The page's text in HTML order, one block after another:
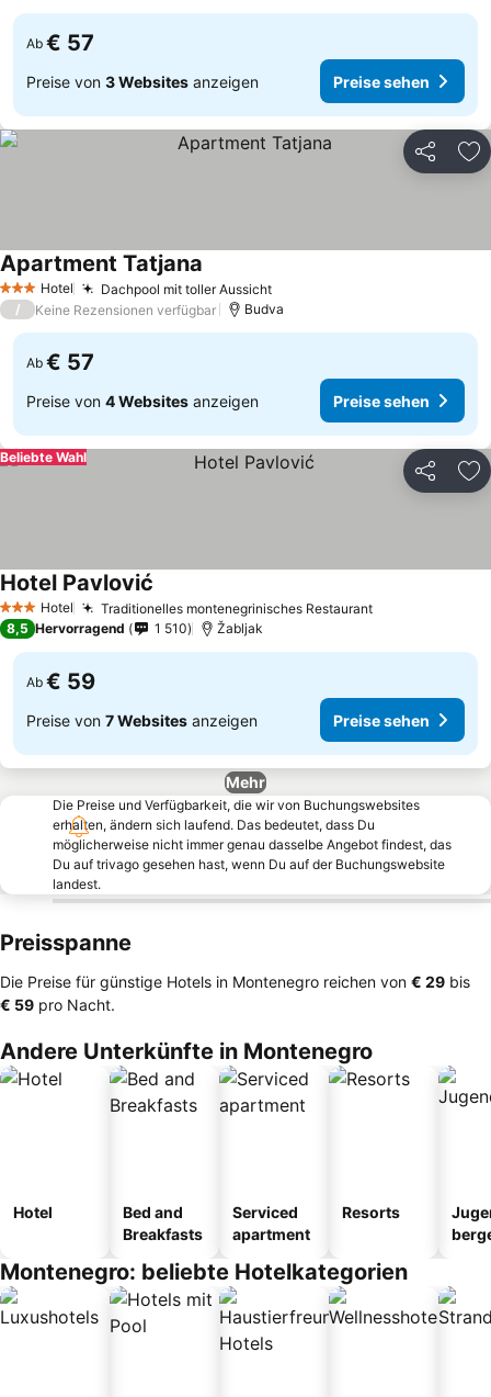
Ab € 57
Preise von 3 Websites anzeigen Preise sehen
Teilen
3 SterneHotel Dachpool mit toller AussichtPreise sehen
Apartment Tatjana
/ Keine Rezensionen verfügbar Budva
Ab € 57
Preise von 4 Websites anzeigen Preise sehen
Teilen
Beliebte Wahl
3 SterneHotel Traditionelles montenegrinisches RestaurantPreise sehen
Hotel Pavlović
8,5 Hervorragend 1 510 Žabljak
Ab € 59
Preise von 7 Websites anzeigen Preise sehen
Mehr
Die Preise und Verfügbarkeit, die wir von Buchungswebsites
erhalten, ändern sich laufend. Das bedeutet, dass Du
möglicherweise nicht immer genau dasselbe Angebot findest, das
Du auf trivago gesehen hast, wenn Du auf der Buchungswebsite
landest.
Preisspanne
Die Preise für günstige Hotels in Montenegro reichen von ‎€ 29 bis
‎€ 59 pro Nacht.
Andere Unterkünfte in Montenegro
Hotel
Bed and
Breakfasts
Serviced
apartment
Resorts
Montenegro: beliebte Hotelkategorien